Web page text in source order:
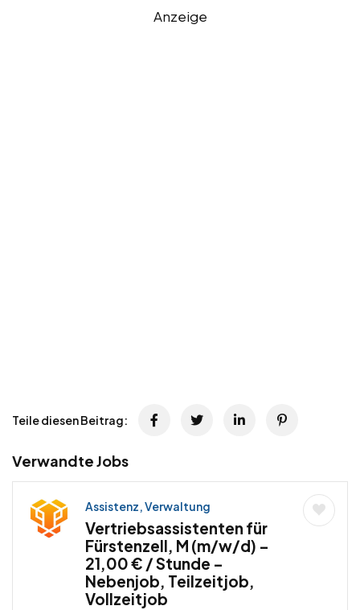
Anzeige
Teile diesen Beitrag:
Verwandte Jobs
Assistenz, Verwaltung
Vertriebsassistenten für
Fürstenzell, M (m/w/d) –
21,00 € / Stunde –
Nebenjob, Teilzeitjob,
Vollzeitjob